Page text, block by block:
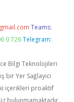
Teams:
0 726 Telegram:
Bilgi Teknolojileri
bir Yer Sağlayıcı
içerikleri proaktif
bulunmamaktadır.